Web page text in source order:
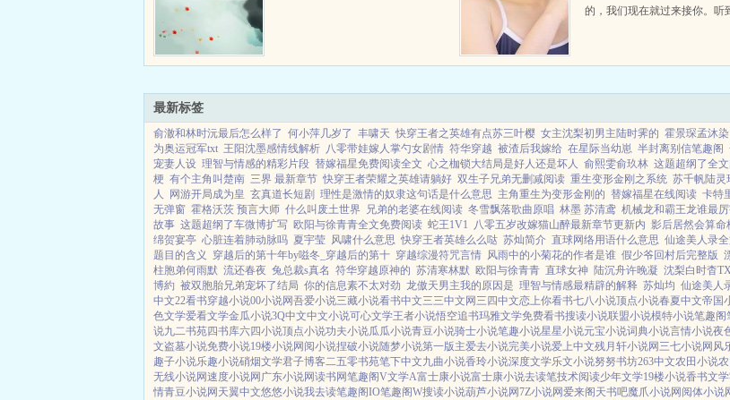
的，我们现在就过来接你。听
的情绪再给我半个月的时间吧
最新标签
俞澈和林时沅最后怎么样了 何小萍几岁了 丰啸天 快穿王者之英雄有点苏三叶樱 女主沈梨初男主陆时霁的 霍景琛孟沐染
为奥运冠军txt 王阳沈墨感情线解析 八零带娃嫁人掌勺女剧情 符华穿越 被渣后我嫁给 在星际当幼崽 半封离别信笔趣阁
宠妻人设 理智与情感的精彩片段 替嫁福星免费阅读全文 心之枷锁大结局是好人还是坏人 俞熙雯俞玖林 这题超纲了全
梗 有个主角叫楚南 三界 最新章节 快穿王者荣耀之英雄请躺好 双生子兄弟无删减阅读 重生变形金刚之系统 苏千帆陆灵
人
网游开局成为皇 玄真道长短剧 理性是激情的奴隶这句话是什么意思 主角重生为变形金刚的 替嫁福星在线阅读 卡特
无弹窗 霍格沃茨 预言大师 什么叫废土世界 兄弟的老婆在线阅读 冬雪飘落歌曲原唱 林墨 苏清鸢 机械龙和霸王龙谁最
故事 这题超纲了车微博扩写 欧阳与徐青青全文免费阅读 蛇王1V1 八零五岁改嫁猫山醉最新章节更新内 影后居然会算命
绵贺宴亭 心脏连着肺动脉吗 夏宇莹 风啸什么意思 快穿王者英雄么么哒 苏灿简介 直球网络用语什么意思 仙途美人录
题目的含义
穿越后的第十年by嗞冬_穿越后的第十 穿越综漫符咒言情 风雨中的小菊花的作者是谁 假少爷回村后完整版
柱胞弟何雨默 流还春夜 兔总裁s真名 符华穿越原神的 苏清寒林默 欧阳与徐青青 直球女神 陆沉舟许晚凝 沈梨白时杳
博約 被双胞胎兄弟宠坏了结局 你的信息素不太对劲 龙傲天男主我的原因是 理智与情感最精辟的解释 苏灿均 仙途美人
中文22看书穿越小说00小说网吾爱小说三藏小说看书中文三三中文网 三四中文恋上你看书七八小说顶点小说春夏中文帝国
色文学爱看文学金瓜小说3Q中文中文小说可心文学王者小说悟空追书玛雅文学免费看书搜读小说联盟小说模特小说笔趣阁
说九二书苑四书库六四小说顶点小说功夫小说瓜瓜小说青豆小说骑士小说笔趣小说星星小说元宝小说词典小说言情小说夜
文盗墓小说免费小说19楼小说网阅小说捏破小说随梦小说第一版主爱去小说完美小说爱上中文残月轩小说网 三七小说网 风
趣子小说乐趣小说硝烟文学君子博客二五零书苑笔下中文九曲小说香玲小说深度文学乐文小说努努书坊263中文农田小说
无线小说网速度小说网 广东小说网读书网笔趣阁V文学A富士康小说富士康小说去读笔技术阅读少年文学19楼小说香书文学
情青豆小说网 天翼中文悠悠小说我去读笔趣阁IO笔趣阁W搜读小说葫芦小说网7Z小说网爱来阁 天书吧魔爪小说网 阅体小说